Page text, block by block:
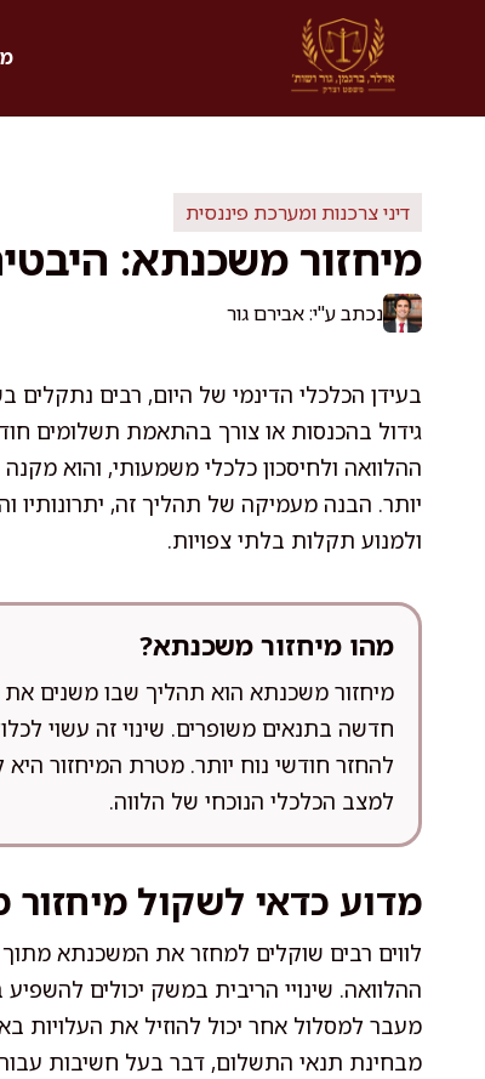
דיני צרכנות ומערכת פיננסית
מיחזור משכנתא:
נכתב ע"י: אבירם גור
בעידן הכלכלי הדינמי של היום, רבים נתקלים
גידול בהכנסות או צורך בהתאמת תשלומים
ההלוואה ולחיסכון כלכלי משמעותי, והוא
יותר. הבנה מעמיקה של תהליך זה,
ולמנוע תקלות בלתי צפויות.
מהו מיחזור משכנתא?
מיחזור משכנתא הוא תהליך שבו משנים
חדשה בתנאים משופרים. שינוי זה עשוי
להחזר חודשי נוח יותר. מטרת המיחזור
למצב הכלכלי הנוכחי של הלווה.
מדוע כדאי לשקול
לווים רבים שוקלים למחזר את המשכנתא
ההלוואה. שינויי הריבית במשק יכולים
מעבר למסלול אחר יכול להוזיל את העלויות
מבחינת תנאי התשלום, דבר בעל חשיבות